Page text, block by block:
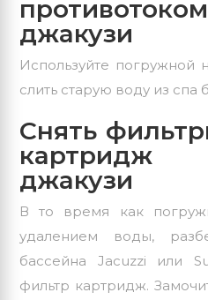
джакузи
Используйте погружной
слить старую воду из спа
Снять
картридж
джакузи
В то время как
удалением воды,
бассейна Jacuzzi или
фильтр картридж.